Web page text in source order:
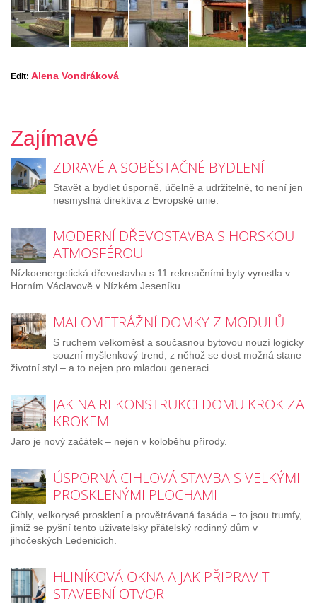
Edit: Alena Vondráková
Zajímavé
ZDRAVÉ A SOBĚSTAČNÉ BYDLENÍ
Stavět a bydlet úsporně, účelně a udržitelně, to není jen
nesmyslná direktiva z Evropské unie.
MODERNÍ DŘEVOSTAVBA S HORSKOU
ATMOSFÉROU
Nízkoenergetická dřevostavba s 11 rekreačními byty vyrostla v
Horním Václavově v Nízkém Jeseníku.
MALOMETRÁŽNÍ DOMKY Z MODULŮ
S ruchem velkoměst a současnou bytovou nouzí logicky
souzní myšlenkový trend, z něhož se dost možná stane
životní styl – a to nejen pro mladou generaci.
JAK NA REKONSTRUKCI DOMU KROK ZA
KROKEM
Jaro je nový začátek – nejen v koloběhu přírody.
ÚSPORNÁ CIHLOVÁ STAVBA S VELKÝMI
PROSKLENÝMI PLOCHAMI
Cihly, velkorysé prosklení a provětrávaná fasáda – to jsou trumfy,
jimiž se pyšní tento uživatelsky přátelský rodinný dům v
jihočeských Ledenicích.
HLINÍKOVÁ OKNA A JAK PŘIPRAVIT
STAVEBNÍ OTVOR